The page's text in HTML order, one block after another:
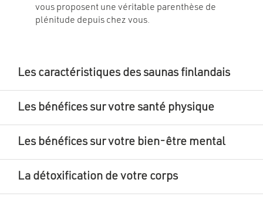
vous proposent une véritable parenthèse de
plénitude depuis chez vous.
Les caractéristiques des saunas finlandais
Les bénéfices sur votre santé physique
Les bénéfices sur votre bien-être mental
La détoxification de votre corps